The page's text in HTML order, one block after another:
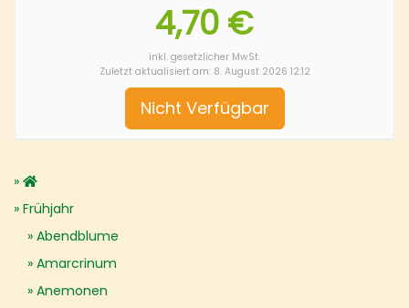
4,70 €
inkl. gesetzlicher MwSt.
Zuletzt aktualisiert am: 8. August 2026 12:12
Nicht Verfügbar
Frühjahr
Abendblume
Amarcrinum
Anemonen